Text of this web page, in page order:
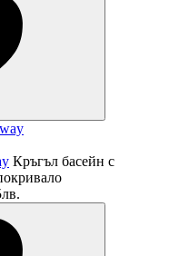
Кръгъл басейн с